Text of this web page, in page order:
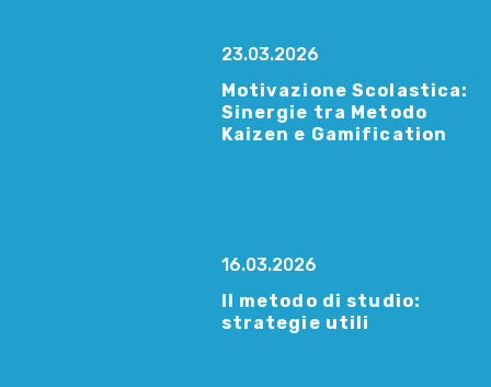
23.03.2026
Motivazione Scolastica:
Sinergie tra Metodo
Kaizen e Gamification
16.03.2026
Il metodo di studio:
strategie utili